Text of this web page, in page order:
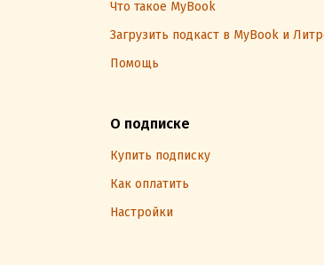
Что такое MyBook
Загрузить подкаст в MyBook и
Помощь
О подписке
Купить подписку
Как оплатить
Настройки